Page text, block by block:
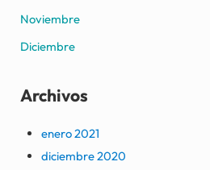
Noviembre
Diciembre
Archivos
enero 2021
diciembre 2020